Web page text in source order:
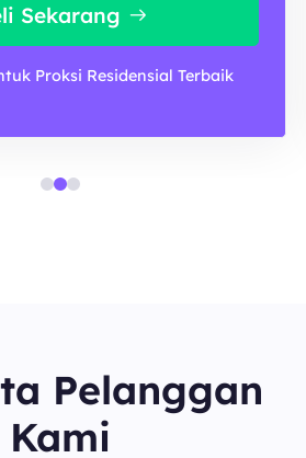
Sekarang
Proksi Residensial Terbaik
Pelanggan
Kami